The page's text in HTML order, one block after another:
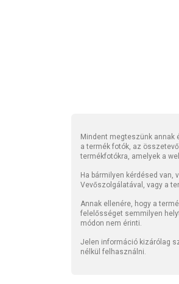
Mindent megteszünk annak
a termék fotók, az
termékfotókra, amelyek a
Ha bármilyen kérdésed
Vevőszolgálatával, vagy a
Annak ellenére, hogy a
felelősséget semmilyen
módon nem érinti.
Jelen információ kizárólag
nélkül felhasználni.